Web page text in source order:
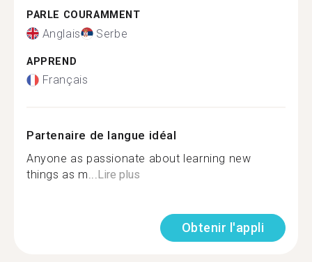
PARLE COURAMMENT
Anglais Serbe
APPREND
Français
Partenaire de langue idéal
Anyone as passionate about learning new
things as m...Lire plus
Obtenir l'appli